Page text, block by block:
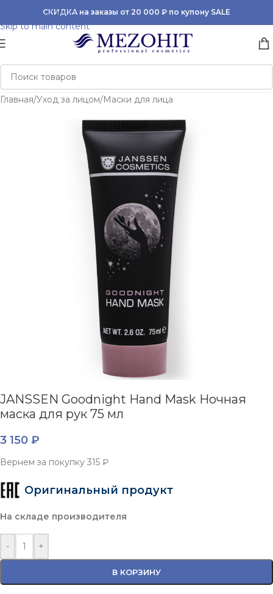
Skip to navigation
Skip to main content
СКИДКА на заказы от 20 000 ₽ по купону SALE
Главная/Уход за лицом/Маски для лица
JANSSEN Goodnight Hand Mask Ночная
маска для рук 75 мл
3 150 ₽
Вернем за покупку 315 ₽
Оригинальный продукт
На складе производителя
- +
В КОРЗИНУ